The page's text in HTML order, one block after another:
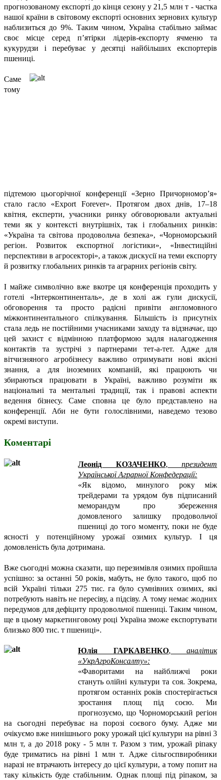
прогнозованому експорті до кінця сезону у 21,5 млн т - частка
нашої країни в світовому експорті основних зернових культур
наблизиться до 9%. Таким чином, Україна стабільно займає
своє місце серед п’ятірки лідерів-експорту ячменю та
кукурудзи і перебуває у десятці найбільших експортерів
пшениці.
Саме
тому
підтемою цьогорічної конференції «Зерно Причорномор’я»
стало гасло «Export Forever». Протягом двох днів, 17–18
квітня, експерти, учасники ринку обговорювали актуальні
теми як у контексті внутрішніх, так і глобальних ринків:
«Україна та світова продовольча безпека», «Чорноморський
регіон. Розвиток експортної логістики», «Інвестиційні
перспективи в агросекторі», а також дискусії на теми експорту
й розвитку глобальних ринків та аграрних регіонів світу.
І майже символічно вже вкотре ця конференція проходить у
готелі «Інтерконтиненталь», де в холі аж гули дискусії,
обговорення та просто радісні привіти англомовного
міжконтинентального спілкування. Більшість із присутніх
стала ледь не постійними учасниками заходу та відзначає, що
цей захист є відмінною платформою задля налагодження
контактів та зустрічі з партнерами тет-а-тет. Адже для
вітчизняного агробізнесу важливо отримувати нові якісні
знання, а для іноземних компаній, які працюють чи
збираються працювати в Україні, важливо розуміти як
національні та ментальні традиції, так і правові аспекти
ведення бізнесу. Саме сповна це було представлено на
конференції. Аби не бути голослівними, наведемо тезово
окремі виступи.
Коментарі
Леонід КОЗАЧЕНКО, президент
Української Аграрної Конфедерації:
«Як відомо, минулого року між
трейдерами та урядом був підписаний
меморандум про збереження
домовленого залишку продовольчої
пшениці до того моменту, поки не буде
ясності у потенційному урожаї озимих культур. І ця
домовленість була дотримана.
Вже сьогодні можна сказати, що перезимівля озимих пройшла
успішно: за останні 50 років, мабуть, не було такого, щоб по
всій Україні тільки 275 тис. га було сумнівних озимих, які
потребують навіть не пересіву, а підсіву. А тому немає жодних
передумов для дефіциту продовольчої пшениці. Таким чином,
ще в цьому маркетинговому році Україна зможе експортувати
близько 800 тис. т пшениці».
Юлія ГАРКАВЕНКО, аналітик
«УкрАгроКонсалту»:
«Фаворитами на найближчі роки
стануть олійні культури та соя. Зокрема,
протягом останніх років спостерігається
зростання площ під соєю. Ми
прогнозуємо, що Чорноморський регіон
на сьогодні перебуває на порозі соєвого буму. Адже ми
очікуємо вже нинішнього року урожай цієї культури на рівні 3
млн т, а до 2018 року - 5 млн т. Разом з тим, урожай ріпаку
буде триматись на рівні 1 млн т. Адже сільгоспвиробники
наразі не втрачають інтересу до цієї культури, а тому попит на
таку кількість буде стабільним. Однак площі під ріпаком, за